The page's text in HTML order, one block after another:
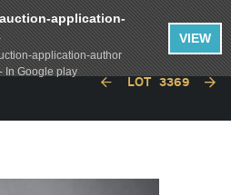
LOT 3369
application-
application-author
In Google play
VIEW